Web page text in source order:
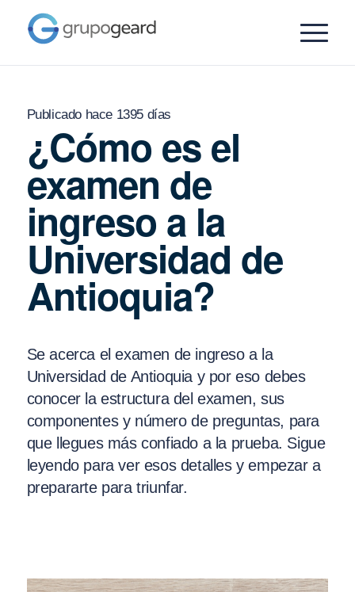
Publicado hace 1395 días
¿Cómo es el
examen de
ingreso a la
Universidad de
Antioquia?
Se acerca el examen de ingreso a la
Universidad de Antioquia y por eso debes
conocer la estructura del examen, sus
componentes y número de preguntas, para
que llegues más confiado a la prueba. Sigue
leyendo para ver esos detalles y empezar a
prepararte para triunfar.